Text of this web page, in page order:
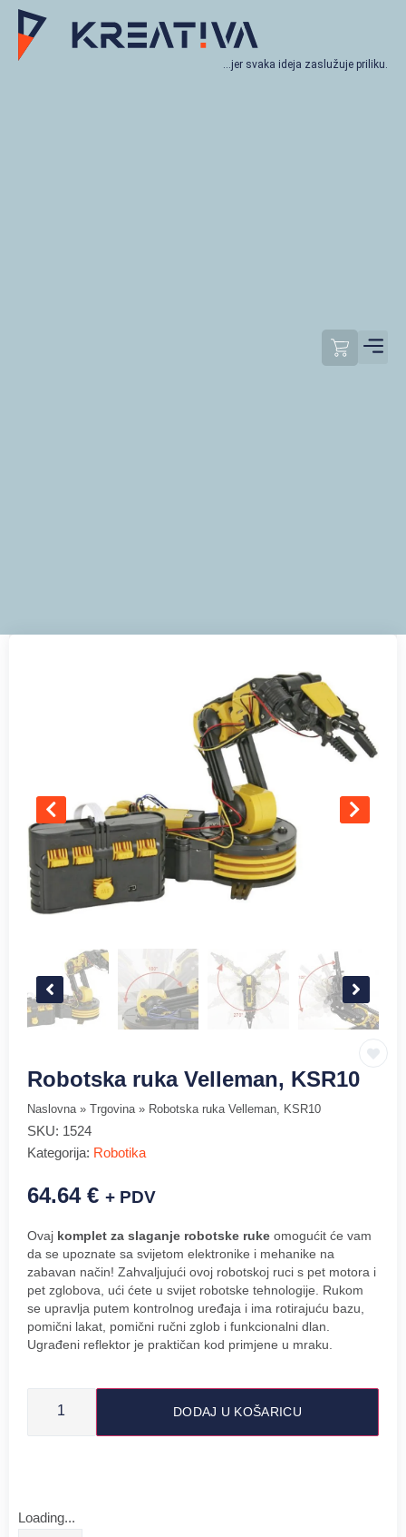
…jer svaka ideja zaslužuje priliku.
Robotska ruka Velleman, KSR10
Naslovna» Trgovina» Robotska ruka Velleman, KSR10
SKU: 1524
Kategorija: Robotika
64.64 € + PDV
Ovaj komplet za slaganje robotske ruke omogućit će vam
da se upoznate sa svijetom elektronike i mehanike na
zabavan način! Zahvaljujući ovoj robotskoj ruci s pet motora i
pet zglobova, ući ćete u svijet robotske tehnologije. Rukom
se upravlja putem kontrolnog uređaja i ima rotirajuću bazu,
pomični lakat, pomični ručni zglob i funkcionalni dlan.
Ugrađeni reflektor je praktičan kod primjene u mraku.
DODAJ U KOŠARICU
Loading...